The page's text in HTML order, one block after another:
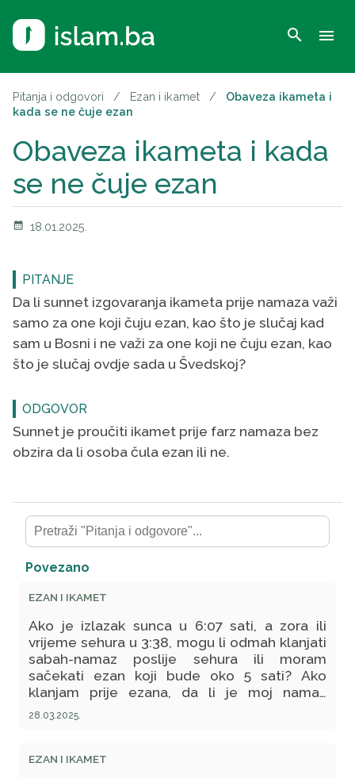
search menu
Pitanja i odgovori / Ezan i ikamet /
Obaveza ikameta i
kada se ne čuje ezan
Obaveza ikameta i kada
se ne čuje ezan
calendar_month 18.01.2025.
PITANJE
Da li sunnet izgovaranja ikameta prije namaza važi
samo za one koji čuju ezan, kao što je slučaj kad
sam u Bosni i ne važi za one koji ne čuju ezan, kao
što je slučaj ovdje sada u Švedskoj?
ODGOVOR
Sunnet je proučiti ikamet prije farz namaza bez
obzira da li osoba čula ezan ili ne.
Povezano
EZAN I IKAMET
Ako je izlazak sunca u 6:07 sati, a zora ili
vrijeme sehura u 3:38, mogu li odmah klanjati
sabah-namaz poslije sehura ili moram
sačekati ezan koji bude oko 5 sati? Ako
klanjam prije ezana, da li je moj namaz
ispravan?
28.03.2025.
EZAN I IKAMET